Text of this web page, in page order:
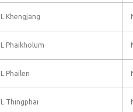
L Khengjang
L Phaikholum
L Phailen
L Thingphai